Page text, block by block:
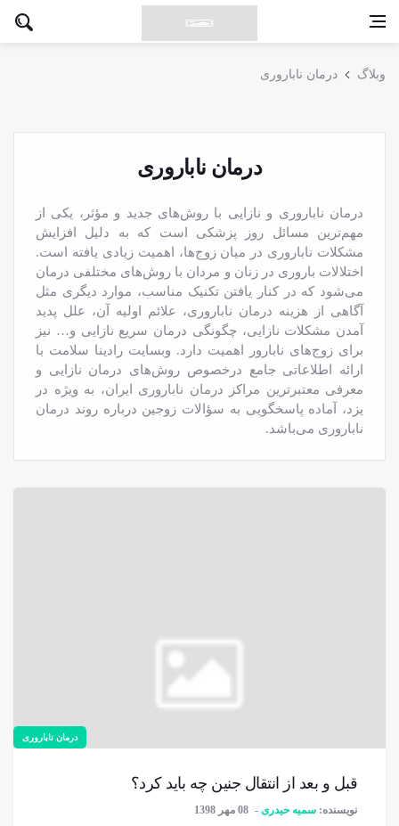
وبلاگ درمان ناباروری
درمان ناباروری
درمان ناباروری و نازایی با روش‌های جدید و مؤثر، یکی از
مهم‌ترین مسائل روز پزشکی است که به دلیل افزایش
مشکلات ناباروری در میان زوج‌ها، اهمیت زیادی یافته است.
اختلالات باروری در زنان و مردان با روش‌های مختلفی درمان
می‌شود که در کنار یافتن تکنیک مناسب، موارد دیگری مثل
آگاهی از هزینه درمان ناباروری، علائم اولیه آن، علل پدید
آمدن مشکلات نازایی، چگونگی درمان سریع نازایی و… نیز
برای زوج‌های نابارور اهمیت دارد. وبسایت رادینا سلامت با
ارائه اطلاعاتی جامع درخصوص روش‌های درمان نازایی و
معرفی معتبرترین مراکز درمان ناباروری ایران، به ویژه در
یزد، آماده پاسخگویی به سؤالات زوجین درباره روند درمان
ناباروری می‌باشد.
درمان ناباروری
قبل و بعد از انتقال جنین چه باید کرد؟
نویسنده: سمیه حیدری 08 مهر 1398